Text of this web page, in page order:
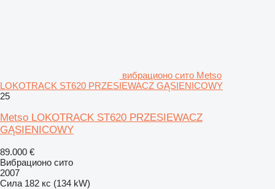
вибрационо сито Metso
LOKOTRACK ST620 PRZESIEWACZ GĄSIENICOWY
25
Metso LOKOTRACK ST620 PRZESIEWACZ
GĄSIENICOWY
89.000 €
Вибрационо сито
2007
Сила 182 кс (134 kW)